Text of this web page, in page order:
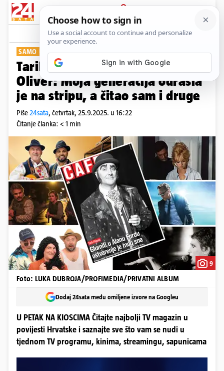
PRIJAVA
Show Komentari
SAMO UZ 24SATA
Tarik Filipović pozirao je kao Sir
Oliver: Moja generacija odrasla
je na stripu, a čitao sam i druge
Piše24sata, četvrtak, 25.9.2025. u 16:22
Čitanje članka: < 1 min
9
Foto: LUKA DUBROJA/PROFIMEDIA/PRIVATNI ALBUM
Dodaj 24sata među omiljene izvore na Googleu
U PETAK NA KIOSCIMA Čitajte najbolji TV magazin u
povijesti Hrvatske i saznajte sve što vam se nudi u
tjednom TV programu, kinima, streamingu, sapunicama